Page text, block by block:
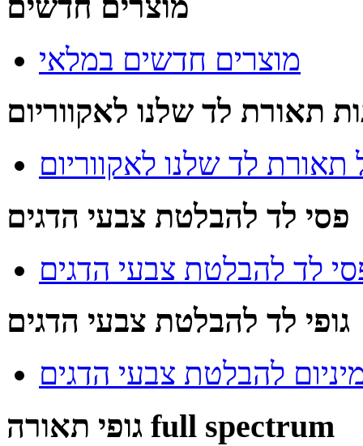
מוצרים חדשים במלאי
תאורת לד שלנו לאקווריום
תאורת לד שלנו לאקווריום
פסי לד להבלטת צבעי הדגים
לד להבלטת צבעי הדגים
גופי לד להבלטת צבעי הדגים
להבלטת צבעי הדגים
גופי תאורה full spectrum